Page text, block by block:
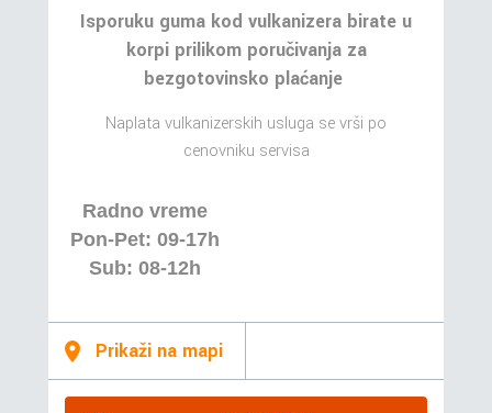
Isporuku guma kod vulkanizera birate u
korpi prilikom poručivanja za
bezgotovinsko plaćanje
Naplata vulkanizerskih usluga se vrši po
cenovniku servisa
Radno vreme
Pon-Pet: 09-17h
Sub: 08-12h
Prikaži na mapi